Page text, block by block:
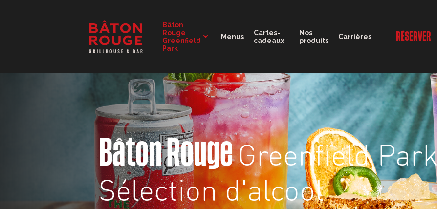
Bâton
Rouge
Greenfield
Park
DÉTAILS DU RESTAURANT
CHANGER DE RESTAURANT
Menus
Cartes-
cadeaux
Nos
produits
Carrières RÉSERVER
Bâton RougeGreenfield Park
Sélection d'alcool